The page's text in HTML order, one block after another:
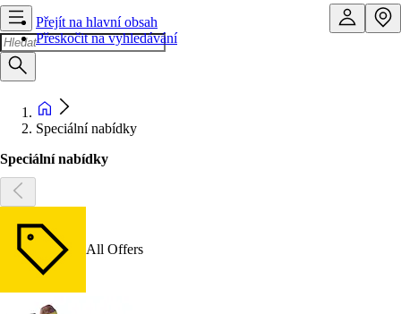
Přejít na hlavní obsah
Přeskočit na vyhledávání
Speciální nabídky
Speciální nabídky
All Offers